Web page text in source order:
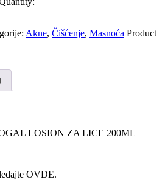
Akne, Čišćenje, Masnoća Product
LOSION ZA LICE 200ML
OVDE.